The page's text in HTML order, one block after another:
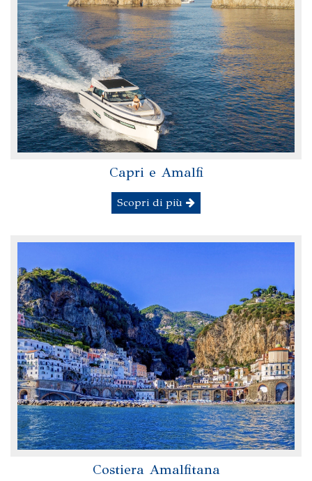
Capri e Amalfi
Scopri di più
Costiera Amalfitana